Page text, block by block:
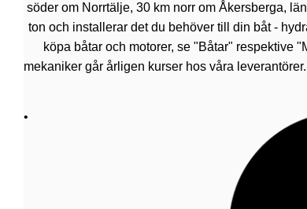
söder om Norrtälje, 30 km norr om Åkersberga,
ton och installerar det du behöver till din båt -
köpa båtar och motorer, se "Båtar" respektive
mekaniker går årligen kurser hos våra